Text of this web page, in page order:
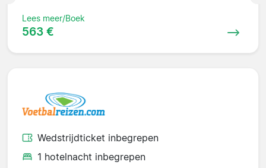
Lees meer/Boek
563 €
Wedstrijdticket inbegrepen
1 hotelnacht inbegrepen